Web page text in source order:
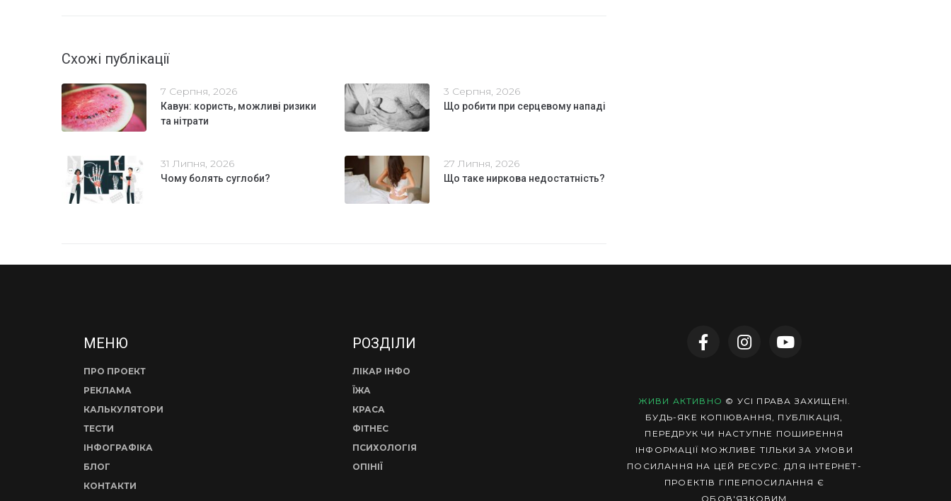
Схожі публікації
7 Серпня, 2026
Кавун: користь, можливі ризики
та нітрати
3 Серпня, 2026
Що робити при серцевому нападі
31 Липня, 2026
Чому болять суглоби?
27 Липня, 2026
Що таке ниркова недостатність?
МЕНЮ
ПРО ПРОЕКТ
РЕКЛАМА
КАЛЬКУЛЯТОРИ
ТЕСТИ
ІНФОГРАФІКА
БЛОГ
КОНТАКТИ
РОЗДІЛИ
ЛІКАР ІНФО
ЇЖА
КРАСА
ФІТНЕС
ПСИХОЛОГІЯ
ОПІНІЇ
ЖИВИ АКТИВНО © УСІ ПРАВА ЗАХИЩЕНІ.
БУДЬ-ЯКЕ КОПІЮВАННЯ, ПУБЛІКАЦІЯ,
ПЕРЕДРУК ЧИ НАСТУПНЕ ПОШИРЕННЯ
ІНФОРМАЦІЇ МОЖЛИВЕ ТІЛЬКИ ЗА УМОВИ
ПОСИЛАННЯ НА ЦЕЙ РЕСУРС. ДЛЯ ІНТЕРНЕТ-
ПРОЕКТІВ ГІПЕРПОСИЛАННЯ Є
ОБОВ'ЯЗКОВИМ